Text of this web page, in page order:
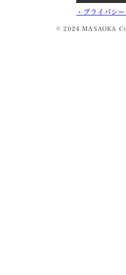
・ プライバシ
© 2024 MASAOKA